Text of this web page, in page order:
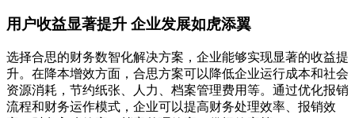
用户收益显著提升 企业发展如虎添翼
选择合思的财务数智化解决方案，企业能够实现显著的收益提
升。在降本增效方面，合思方案可以降低企业运行成本和社会
资源消耗，节约纸张、人力、档案管理费用等。通过优化报销
流程和财务运作模式，企业可以提高财务处理效率、报销效